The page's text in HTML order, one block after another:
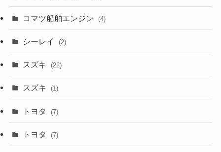
コマツ船舶エンジン (4)
シーレイ (2)
スズキ (22)
スズキ (1)
トヨタ (7)
トヨタ (7)